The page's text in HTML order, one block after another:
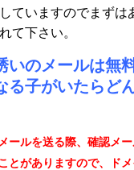
ていますのでまずは
て下さい。
いのメールは無
る子がいたらど
ールを送る際、確認メ
とがありますので、ド